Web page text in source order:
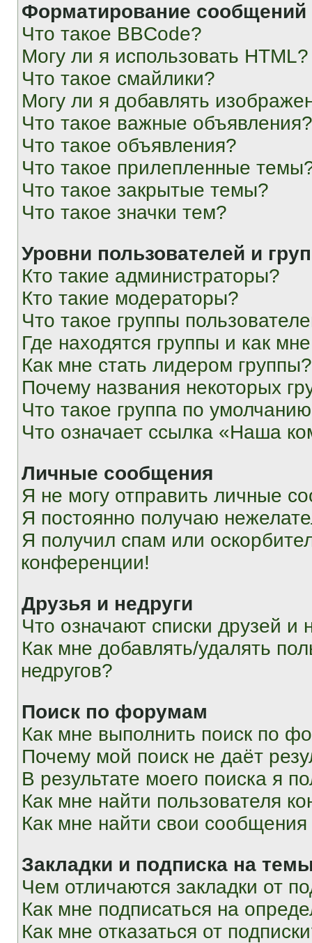
Форматирование
Что такое BBCode?
Могу ли я использовать HTML?
Что такое смайлики?
Могу ли я добавлять
Что такое важные объявления?
Что такое объявления?
Что такое прилепленные
Что такое закрытые темы?
Что такое значки тем?
Уровни пользователей и
Кто такие администраторы?
Кто такие модераторы?
Что такое группы
Где находятся группы и как
Как мне стать лидером группы?
Почему названия некоторых
Что такое группа по
Что означает ссылка «Наша
Личные сообщения
Я не могу отправить личные
Я постоянно получаю
Я получил спам или
конференции!
Друзья и недруги
Что означают списки друзей и
Как мне добавлять/удалять
недругов?
Поиск по форумам
Как мне выполнить поиск по
Почему мой поиск не даёт
В результате моего поиска я
Как мне найти пользователя
Как мне найти свои
Закладки и подписка на
Чем отличаются закладки от
Как мне подписаться на
Как мне отказаться от